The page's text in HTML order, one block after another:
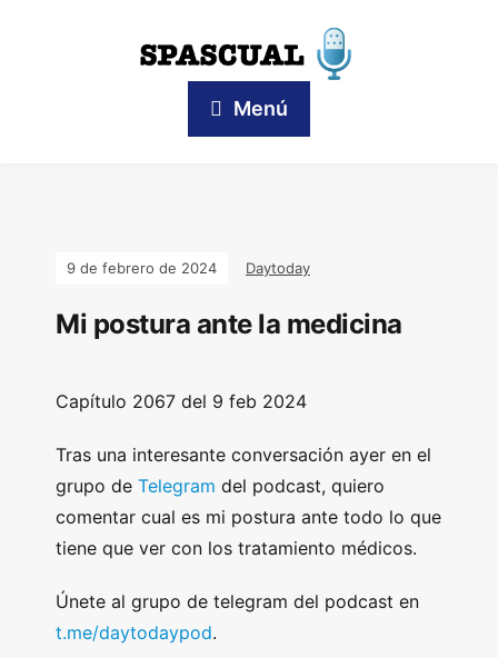
Menú
9 de febrero de 2024 Daytoday
Mi postura ante la medicina
Capítulo 2067 del 9 feb 2024
Tras una interesante conversación ayer en el
grupo de Telegram del podcast, quiero
comentar cual es mi postura ante todo lo que
tiene que ver con los tratamiento médicos.
Únete al grupo de telegram del podcast en
t.me/daytodaypod.